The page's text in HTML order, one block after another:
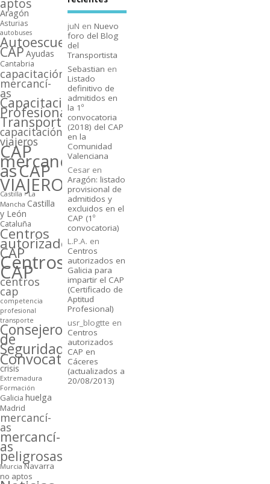
aptos
Aragón
Asturias
autobuses
Autoescuelas
CAPAyudas
Cantabria
capacitación
mercancí­
as
Capacitación
Profesional
Transporte
capacitación
viajeros
CAP
mercancí­
asCAP
VIAJEROS
Castilla - La
Mancha Castilla
y León
Cataluña
Centros
autorizados
CAP
Centros
CAP
centros
cap
competencia
profesional
transporte
Consejeros
de
Seguridad
Convocatorias
crisis
Extremadura
Formación
Galicia huelga
Madrid
mercancí­
as
mercancí­
as
peligrosas
Murcia Navarra
no aptos
juN en Nuevo
foro del Blog
del
Transportista
Sebastian en
Listado
definitivo de
admitidos en
la 1º
convocatoria
(2018) del CAP
en la
Comunidad
Valenciana
Cesaren
Aragón: listado
provisional de
admitidos y
excluidos en el
CAP (1º
convocatoria)
L.P.A. en
Centros
autorizados en
Galicia para
impartir el CAP
(Certificado de
Aptitud
Profesional)
usr_blogtte en
Centros
autorizados
CAP en
Cáceres
(actualizados a
20/08/2013)